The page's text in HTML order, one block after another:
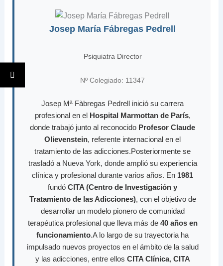
Josep María Fábregas Pedrell
Psiquiatra Director
Nº Colegiado: 11347
Josep Mª Fàbregas Pedrell inició su carrera
profesional en el Hospital Marmottan de París,
donde trabajó junto al reconocido Profesor Claude
Olievenstein, referente internacional en el
tratamiento de las adicciones.Posteriormente se
trasladó a Nueva York, donde amplió su experiencia
clínica y profesional durante varios años. En 1981
fundó CITA (Centro de Investigación y
Tratamiento de las Adicciones), con el objetivo de
desarrollar un modelo pionero de comunidad
terapéutica profesional que lleva más de 40 años en
funcionamiento.A lo largo de su trayectoria ha
impulsado nuevos proyectos en el ámbito de la salud
y las adicciones, entre ellos CITA Clínica, CITA